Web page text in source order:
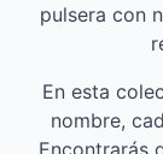
pulsera con
En esta
nombre,